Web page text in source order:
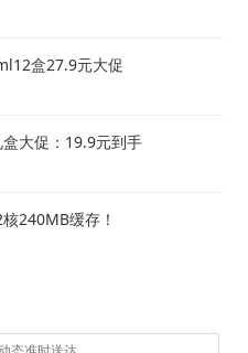
盒27.9元大促
大促：19.9元到手
240MB缓存！